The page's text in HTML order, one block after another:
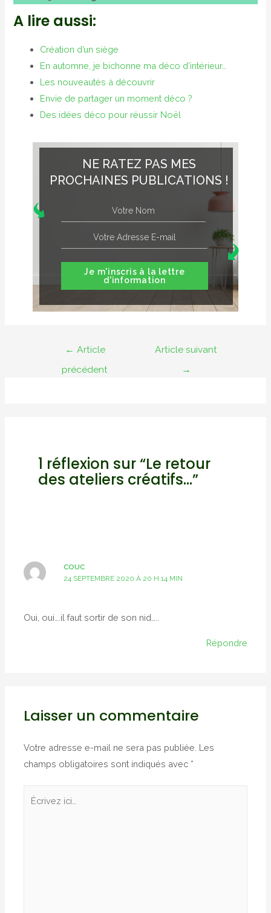
A lire aussi:
Création d’un siège
En automne, je bichonne ma déco d’intérieur…
Les nouveautés à découvrir
Envie de partager un moment déco ?
Des idées déco pour réussir Noël
NE RATEZ PAS MES
PROCHAINES PUBLICATIONS !
Je m'inscris à la lettre
d'information
Navigation
l’article
← Article
précédent
Article suivant
→
1 réflexion sur “Le retour
des ateliers créatifs…”
COUC
24 SEPTEMBRE 2020 À 20 H 14 MIN
Oui, oui….il faut sortir de son nid…..
Répondre
Laisser un commentaire
Votre adresse e-mail ne sera pas publiée. Les
champs obligatoires sont indiqués avec *